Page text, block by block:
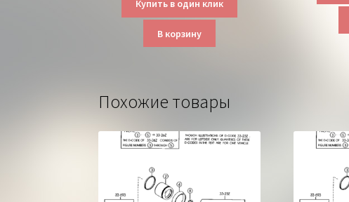
Купить в один клик
В корзину
Похожие товары